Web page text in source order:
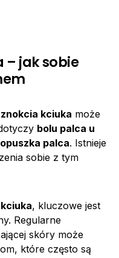
– jak sobie
kciuka może
bolu palca u
palca. Istnieje
sobie z tym
, kluczowe jest
Regularne
skóry może
które często są